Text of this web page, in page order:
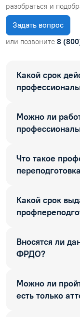
разобраться и
Задать вопрос
или позвоните 8
Какой срок
Можно ли
Что такое
Какой срок
Вносятся ли
ФРДО?
Можно ли
есть только